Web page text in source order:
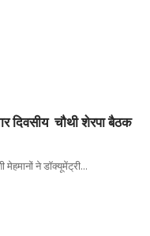
दिवसीय चौथी शेरपा बैठक
मेहमानों ने डॉक्यूमेंट्री…